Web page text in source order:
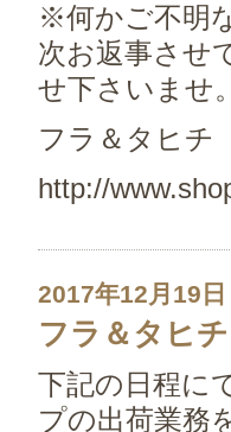
※何かご不明
次お返事させ
せ下さいませ
フラ＆タヒチ
http://
2017年12月19日
フラ＆タヒ
下記の日程に
プの出荷業務